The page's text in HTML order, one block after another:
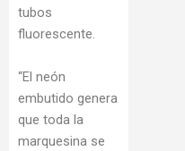
tubos
fluorescente.
“El neón
embutido genera
que toda la
marquesina se